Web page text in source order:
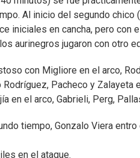
Al inicio del segundo
iniciales en cancha, pero
aurinegros jugaron con otro
con Migliore en el arco,
Rodríguez, Pacheco y Zalayeta
en el arco, Gabrieli, Perg,
tiempo, Gonzalo Viera
en el ataque.